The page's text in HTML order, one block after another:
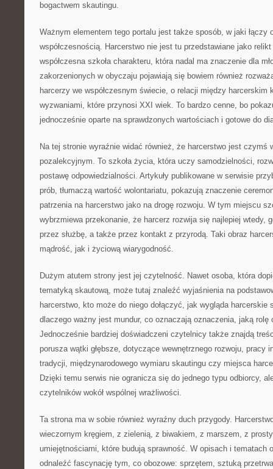
bogactwem skautingu.
Ważnym elementem tego portalu jest także sposób, w jaki łączy
współczesnością. Harcerstwo nie jest tu przedstawiane jako
współczesna szkoła charakteru, która nadal ma znaczenie dla
zakorzenionych w obyczaju pojawiają się bowiem również
harcerzy we współczesnym świecie, o relacji między harcerskim
wyzwaniami, które przynosi XXI wiek. To bardzo cenne, bo
jednocześnie oparte na sprawdzonych wartościach i gotowe do
Na tej stronie wyraźnie widać również, że harcerstwo jest czymś
pozalekcyjnym. To szkoła życia, która uczy samodzielności,
postawę odpowiedzialności. Artykuły publikowane w serwisie
prób, tłumaczą wartość wolontariatu, pokazują znaczenie
patrzenia na harcerstwo jako na drogę rozwoju. W tym miejscu
wybrzmiewa przekonanie, że harcerz rozwija się najlepiej wtedy,
przez służbę, a także przez kontakt z przyrodą. Taki obraz
mądrość, jak i życiową wiarygodność.
Dużym atutem strony jest jej czytelność. Nawet osoba, która
tematyką skautową, może tutaj znaleźć wyjaśnienia na
harcerstwo, kto może do niego dołączyć, jak wygląda
dlaczego ważny jest mundur, co oznaczają oznaczenia, jaką rolę
Jednocześnie bardziej doświadczeni czytelnicy także znajdą
porusza wątki głębsze, dotyczące wewnętrznego rozwoju, pracy
tradycji, międzynarodowego wymiaru skautingu czy miejsca
Dzięki temu serwis nie ogranicza się do jednego typu odbiorcy,
czytelników wokół wspólnej wrażliwości.
Ta strona ma w sobie również wyraźny duch przygody.
wieczornym kręgiem, z zielenią, z biwakiem, z marszem, z
umiejętnościami, które budują sprawność. W opisach i tematach
odnaleźć fascynację tym, co obozowe: sprzętem, sztuką